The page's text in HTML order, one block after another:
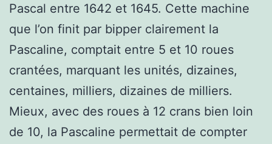
Pascal entre 1642 et 1645. Cette machine
que l’on finit par bipper clairement la
Pascaline, comptait entre 5 et 10 roues
crantées, marquant les unités, dizaines,
centaines, milliers, dizaines de milliers.
Mieux, avec des roues à 12 crans bien loin
de 10, la Pascaline permettait de compter